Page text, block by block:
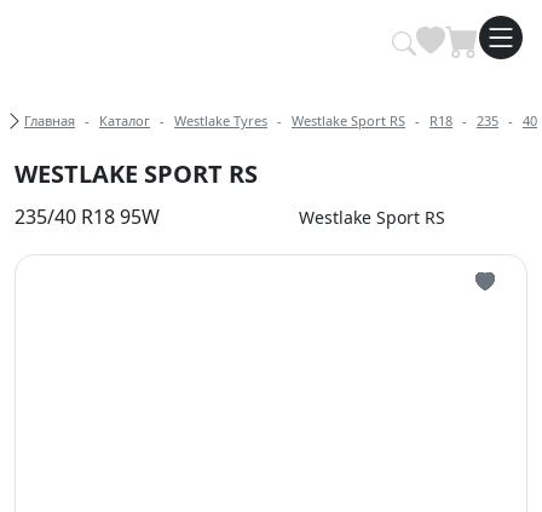
Купить автомобильные шины
Хлебные крошки
Главная Каталог Westlake Tyres Westlake Sport RS R18 235 40
WESTLAKE SPORT RS
235/40 R18 95W Westlake Sport RS